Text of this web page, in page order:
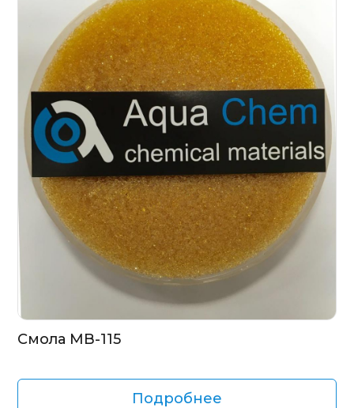
Смола MB-115
Подробнее